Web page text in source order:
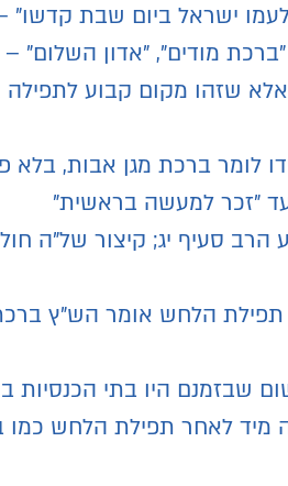
ישראל ביום שבת קדשו"
מודים", "אדון השלום"
שזהו מקום קבוע
לומר ברכת מגן אבות, בלא
עד "זכר למעשה בראשית"
סעיף יג; קיצור של"ה
תפילת הלחש אומר הש"ץ
שבזמנם היו בתי הכנסיות
מיד לאחר תפילת הלחש